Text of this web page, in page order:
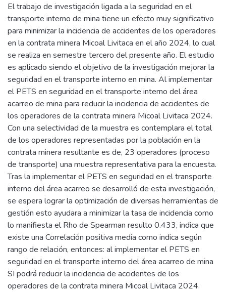
El trabajo de investigación ligada a la seguridad en el
transporte interno de mina tiene un efecto muy significativo
para minimizar la incidencia de accidentes de los operadores
en la contrata minera Micoal Livitaca en el año 2024, lo cual
se realiza en semestre tercero del presente año. El estudio
es aplicado siendo el objetivo de la investigación mejorar la
seguridad en el transporte interno en mina. Al implementar
el PETS en seguridad en el transporte interno del área
acarreo de mina para reducir la incidencia de accidentes de
los operadores de la contrata minera Micoal Livitaca 2024.
Con una selectividad de la muestra es contemplara el total
de los operadores representadas por la población en la
contrata minera resultante es de, 23 operadores (proceso
de transporte) una muestra representativa para la encuesta.
Tras la implementar el PETS en seguridad en el transporte
interno del área acarreo se desarrolló de esta investigación,
se espera lograr la optimización de diversas herramientas de
gestión esto ayudara a minimizar la tasa de incidencia como
lo manifiesta el Rho de Spearman resulto 0.433, indica que
existe una Correlación positiva media como indica según
rango de relación, entonces: al implementar el PETS en
seguridad en el transporte interno del área acarreo de mina
SI podrá reducir la incidencia de accidentes de los
operadores de la contrata minera Micoal Livitaca 2024.